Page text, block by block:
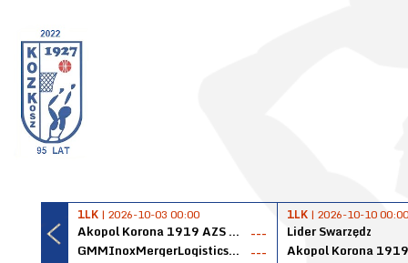
1LK | 2026-10-03 00:00
Akopol Korona 1919 AZS PK Kraków
---
GMMInoxMergerLogisticsPanteryŁańcut
---
1LK | 2026-10-10 00:00
Lider Swarzędz